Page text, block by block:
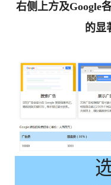
右侧上方及Google
的显